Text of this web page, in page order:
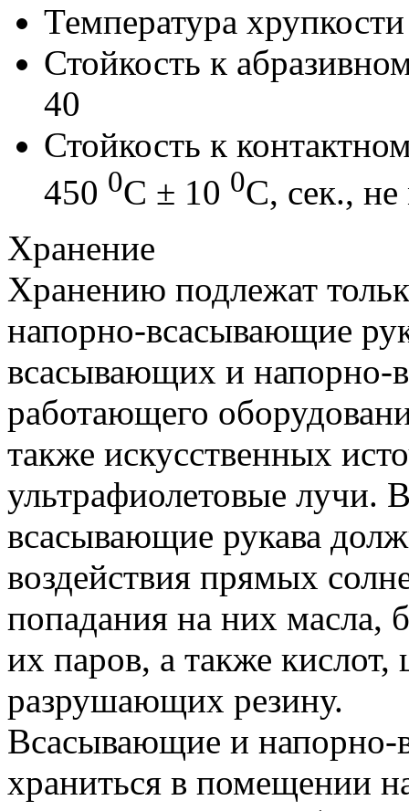
Температура
Стойкость к
40
Стойкость к
450 0С ± 10 0С, сек., не
Хранение
Хранению подлежат
напорно-всасывающие
всасывающих и напорно-
работающего
также искусственных
ультрафиолетовые лучи.
всасывающие рукава
воздействия прямых
попадания на них масла,
их паров, а также
разрушающих резину.
Всасывающие и
храниться в помещении